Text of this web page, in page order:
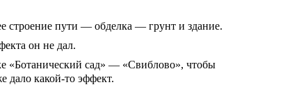
строение пути — обделка — грунт и здание.
он не дал.
«Ботанический сад» — «Свиблово», чтобы
дало какой-то эффект.